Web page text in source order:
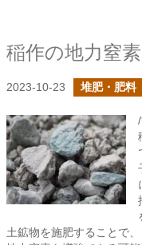
稲作の地力窒
2023-10-23 堆肥・肥料
土鉱物を施肥することで